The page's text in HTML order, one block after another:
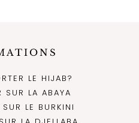
LE HIJAB?
SUR LA ABAYA
LE BURKINI